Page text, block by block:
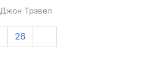
Джон Трэвел
26